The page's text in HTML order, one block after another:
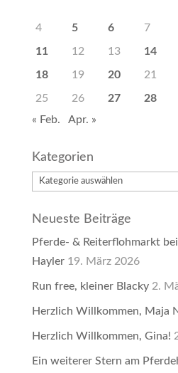
4 5 6 7
11 12 13 14
18 19 20 21
25 26 27 28
« Feb.
Apr. »
Kategorien
Kategorien
Neueste Beiträge
Pferde- & Reiterflohmarkt
Hayler 19. März 2026
Run free, kleiner Blacky 2.
Herzlich Willkommen, Maja
Herzlich Willkommen, Gina!
Ein weiterer Stern am